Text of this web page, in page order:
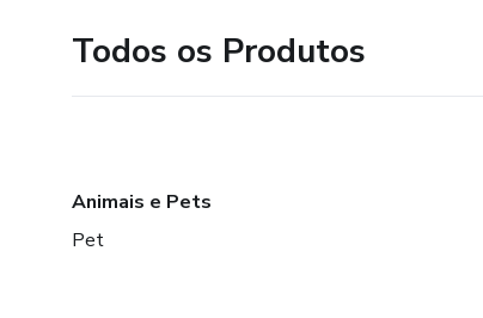
Todos os Produtos
Animais e Pets
Pet